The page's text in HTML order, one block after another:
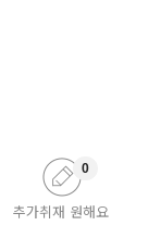
추가취재 원해요
0